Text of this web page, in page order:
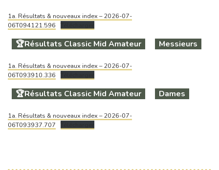
1a. Résultats & nouveaux index – 2026-07-
06T094121.596 Télécharger
🏆Résultats Classic Mid Amateur Messieurs
1a. Résultats & nouveaux index – 2026-07-
06T093910.336 Télécharger
🏆Résultats Classic Mid Amateur Dames
1a. Résultats & nouveaux index – 2026-07-
06T093937.707 Télécharger